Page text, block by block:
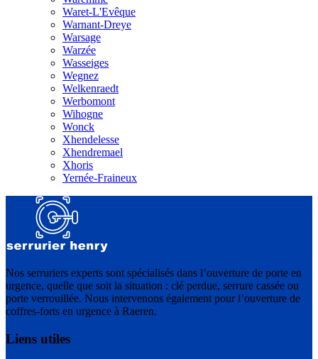
Waret-L'Evêque
Warnant-Dreye
Warsage
Warzée
Wasseiges
Wegnez
Welkenraedt
Werbomont
Wihogne
Wonck
Xhendelesse
Xhendremael
Xhoris
Yernée-Fraineux
Nos serruriers experts sont spécialisés dans l’ouverture de porte en
urgence, quelle que soit la situation : clé perdue, serrure cassée ou
porte verrouillée. Nous intervenons également pour l’ouverture de
coffres-forts en urgence à Raeren.
Liens utiles